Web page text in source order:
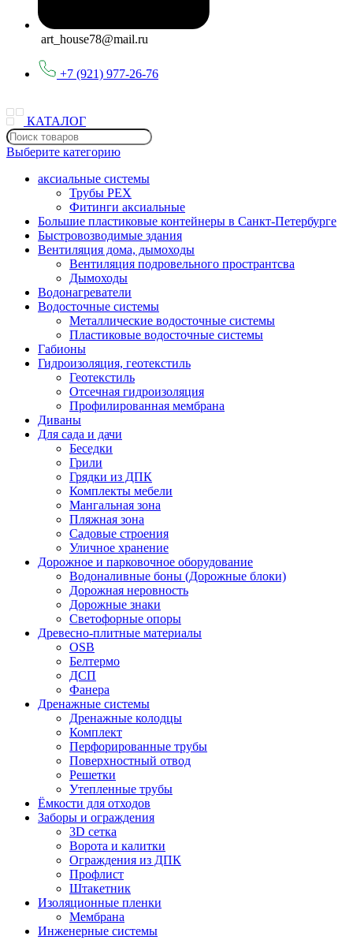
art_house78@mail.ru
+7 (921) 977-26-76
КАТАЛОГ
Выберите категорию
аксиальные системы
Трубы PEX
Фитинги аксиальные
Большие пластиковые контейнеры в Санкт-Петербурге
Быстровозводимые здания
Вентиляция дома, дымоходы
Вентиляция подровельного пространтсва
Дымоходы
Водонагреватели
Водосточные системы
Металлические водосточные системы
Пластиковые водосточные системы
Габионы
Гидроизоляция, геотекстиль
Геотекстиль
Отсечная гидроизоляция
Профилированная мембрана
Диваны
Для сада и дачи
Беседки
Грили
Грядки из ДПК
Комплекты мебели
Мангальная зона
Пляжная зона
Садовые строения
Уличное хранение
Дорожное и парковочное оборудование
Водоналивные боны (Дорожные блоки)
Дорожная неровность
Дорожные знаки
Светофорные опоры
Древесно-плитные материалы
OSB
Белтермо
ДСП
Фанера
Дренажные системы
Дренажные колодцы
Комплект
Перфорированные трубы
Поверхностный отвод
Решетки
Утепленные трубы
Ёмкости для отходов
Заборы и ограждения
3D сетка
Ворота и калитки
Ограждения из ДПК
Профлист
Штакетник
Изоляционные пленки
Мембрана
Инженерные системы